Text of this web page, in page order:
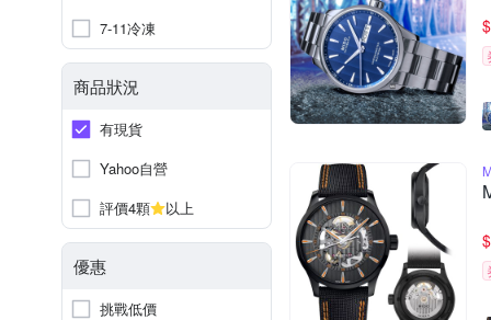
7-11冷凍
商品狀況
有現貨
Yahoo自營
評價4顆
以上
優惠
挑戰低價
$
$